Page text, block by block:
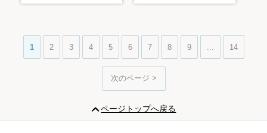
1 2 3 4 5 6 7 8 9 14
次のページ >
ページトップへ戻る